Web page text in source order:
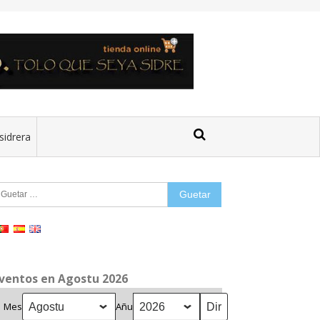
en Agostu 2026
Mes Añu